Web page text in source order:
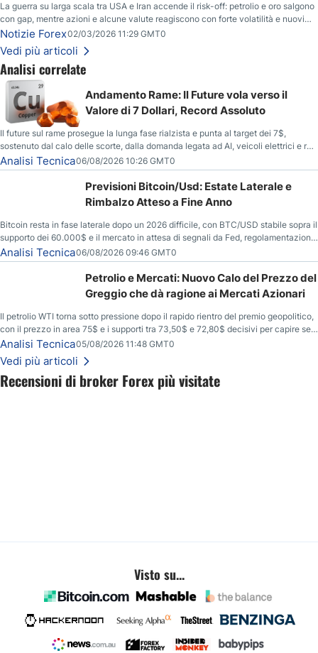
Recensioni di broker Forex più visitate
La guerra su larga scala tra USA e Iran accende il risk-off: petrolio e oro salgono
con gap, mentre azioni e alcune valute reagiscono con forte volatilità e nuovi
livelli da monitorare.
Notizie Forex02/03/2026 11:29 GMT0
Vedi più articoli
Analisi correlate
Andamento Rame: Il Future vola verso il
Valore di 7 Dollari, Record Assoluto
Il future sul rame prosegue la lunga fase rialzista e punta al target dei 7$,
sostenuto dal calo delle scorte, dalla domanda legata ad AI, veicoli elettrici e reti
energetiche, e dai timori di deficit produttivo dal 2028.
Analisi Tecnica06/08/2026 10:26 GMT0
Previsioni Bitcoin/Usd: Estate Laterale e
Rimbalzo Atteso a Fine Anno
Bitcoin resta in fase laterale dopo un 2026 difficile, con BTC/USD stabile sopra il
supporto dei 60.000$ e il mercato in attesa di segnali da Fed, regolamentazione
USA ed elezioni di medio termine.
Analisi Tecnica06/08/2026 09:46 GMT0
Petrolio e Mercati: Nuovo Calo del Prezzo del
Greggio che dà ragione ai Mercati Azionari
Il petrolio WTI torna sotto pressione dopo il rapido rientro del premio geopolitico,
con il prezzo in area 75$ e i supporti tra 73,50$ e 72,80$ decisivi per capire se il
ribasso potrà estendersi verso quota 70$.
Analisi Tecnica05/08/2026 11:48 GMT0
Vedi più articoli
Visto su...